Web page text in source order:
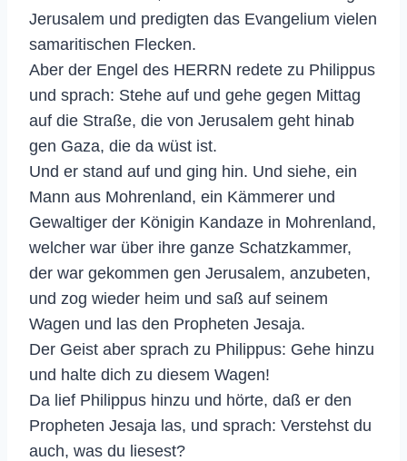
Jerusalem und predigten das Evangelium vielen
samaritischen Flecken.
Aber der Engel des HERRN redete zu Philippus
und sprach: Stehe auf und gehe gegen Mittag
auf die Straße, die von Jerusalem geht hinab
gen Gaza, die da wüst ist.
Und er stand auf und ging hin. Und siehe, ein
Mann aus Mohrenland, ein Kämmerer und
Gewaltiger der Königin Kandaze in Mohrenland,
welcher war über ihre ganze Schatzkammer,
der war gekommen gen Jerusalem, anzubeten,
und zog wieder heim und saß auf seinem
Wagen und las den Propheten Jesaja.
Der Geist aber sprach zu Philippus: Gehe hinzu
und halte dich zu diesem Wagen!
Da lief Philippus hinzu und hörte, daß er den
Propheten Jesaja las, und sprach: Verstehst du
auch, was du liesest?